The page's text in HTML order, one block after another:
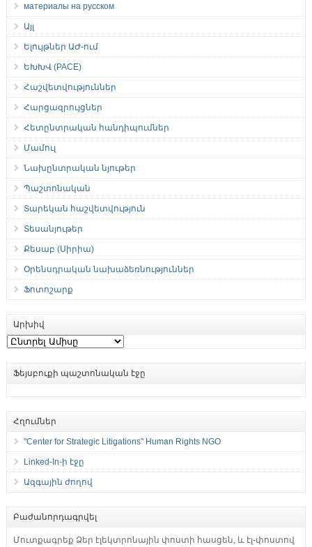
материалы на русском
Այլ
Ելույթներ ԱԺ-ում
ԵԽԽՎ (PACE)
Հաշվետվություններ
Հարցազրույցներ
Հետընտրական հանդիպումներ
Մամուլ
Նախընտրական նյութեր
Պաշտոնական
Տարեկան հաշվետվություն
Տեսանյութեր
Քեսաբ (Սիրիա)
Օրենսդրական նախաձեռնություններ
Ֆոտոշարք
Արխիվ
Արխիվ
Ֆեյսբուքի պաշտոնական էջը
Հղումներ
"Center for Strategic Litigations" Human Rights NGO
Linked-In-ի էջը
Ազգային ժողով
Բաժանորդագրվել
Մուտքագրեք Ձեր էլեկտրոնային փոստի հասցեն, և էլ-փոստով